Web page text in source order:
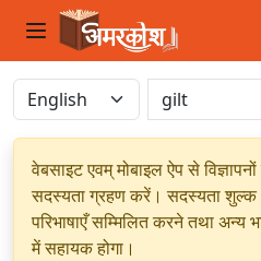
वेबसाइट एवम् मोबाइल ऐप से
सदस्यता ग्रहण करें। सदस्यता शुल्क
परिभाषाएँ सम्मिलित करने तथा अन्य
में सहायक होगा।